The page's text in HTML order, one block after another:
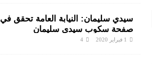
سيدي سليمان: النيابة العامة تحقق في
صفحة سكوب سيدي سليمان
والمتضررون ينتفضون ضد المتورطين
1 فبراير 2020 4